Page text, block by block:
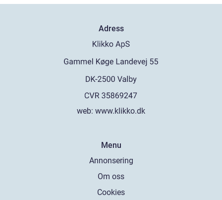
Adress
web: www.klikko.dk
Menu
Annonsering
Om oss
Cookies